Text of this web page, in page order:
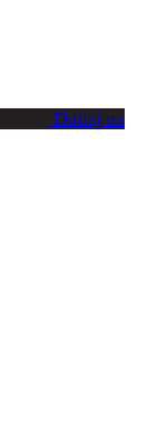
Dodaj na